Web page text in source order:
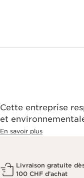
Cette entreprise
et
En savoir plus
Livraison gratuite
100 CHF d’achat